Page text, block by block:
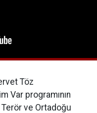
Töz
Var programının
Terör ve Ortadoğu